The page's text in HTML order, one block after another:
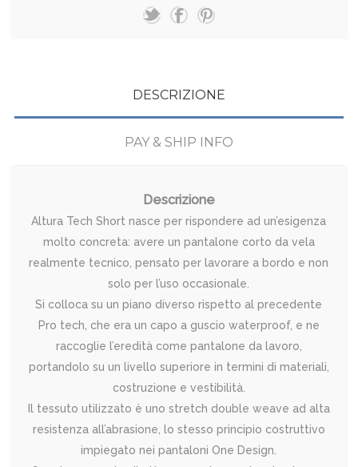
DESCRIZIONE
PAY & SHIP INFO
Descrizione
Altura Tech Short nasce per rispondere ad un’esigenza
molto concreta: avere un pantalone corto da vela
realmente tecnico, pensato per lavorare a bordo e non
solo per l’uso occasionale.
Si colloca su un piano diverso rispetto al precedente
Pro tech, che era un capo a guscio waterproof, e ne
raccoglie l’eredità come pantalone da lavoro,
portandolo su un livello superiore in termini di materiali,
costruzione e vestibilità.
Il tessuto utilizzato è uno stretch double weave ad alta
resistenza all’abrasione, lo stesso principio costruttivo
impiegato nei pantaloni One Design.